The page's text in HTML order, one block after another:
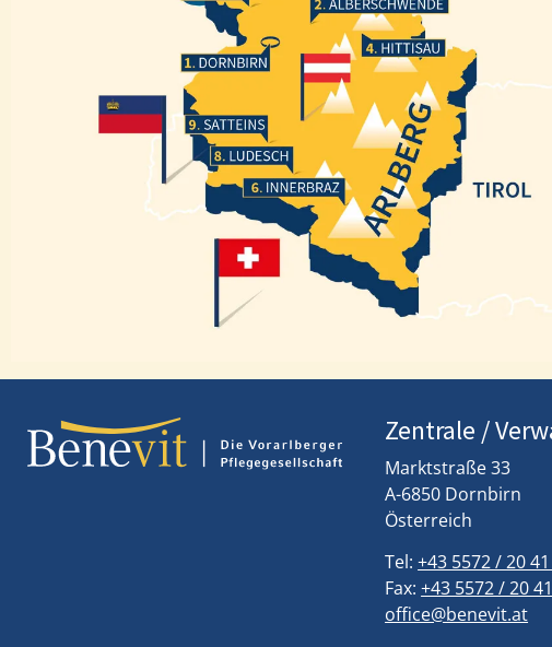
Dornbirn
Ludesch
Innerbraz
Alberschwende
Zentrale /
Marktstraße 33
A-6850 Dornbirn
Österreich
Tel:+43 5572 / 20
Fax:+43 5572 / 20
office@benevit.at